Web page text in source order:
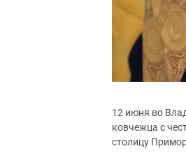
12 июня во
ковчежца с
столицу